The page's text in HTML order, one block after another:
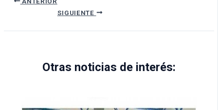
SIGUIENTE
Otras noticias de interés: